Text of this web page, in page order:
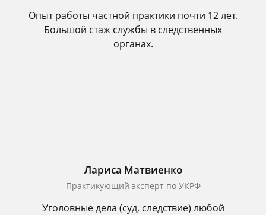
Опыт работы частной практики почти 12 лет.
Большой стаж службы в следственных
органах.
Лариса Матвиенко
Практикующий эксперт по УКРФ
Уголовные дела (суд, следствие) любой